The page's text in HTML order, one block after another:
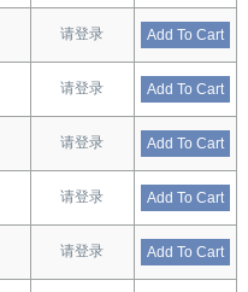
请登录 Add To Cart
请登录 Add To Cart
请登录 Add To Cart
请登录 Add To Cart
请登录 Add To Cart